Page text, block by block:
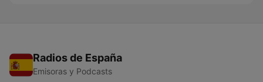
Radios de España
Emisoras y Podcasts